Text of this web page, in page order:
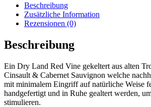
2021
Menge
Beschreibung
Zusätzliche Information
Rezensionen (0)
Beschreibung
Ein Dry Land Red Vine gekeltert aus alten
Cinsault & Cabernet Sauvignon welche
mit minimalem Eingriff auf natürliche Weise
handgefertigt und in Ruhe gealtert werden,
stimulieren.